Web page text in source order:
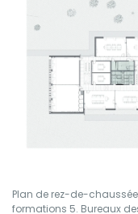
Plan de rez-de-chaussée
formations 5. Bureaux